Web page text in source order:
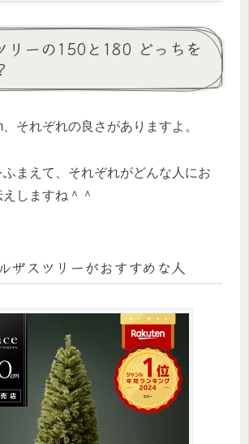
リーの150と180 どっちを
それぞれの良さがありますよ。
まえて、それぞれがどんな人にお
しますね＾＾
ザスツリーがおすすめな人